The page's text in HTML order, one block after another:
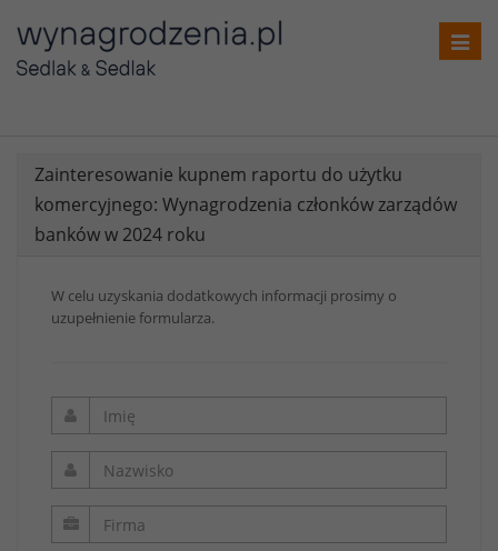
Zainteresowanie kupnem raportu do użytku
komercyjnego: Wynagrodzenia członków zarządów
banków w 2024 roku
W celu uzyskania dodatkowych informacji prosimy o
uzupełnienie formularza.